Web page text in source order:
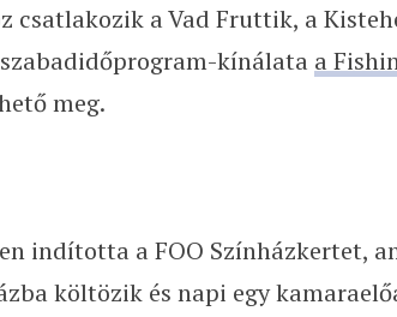
csatlakozik a Vad Fruttik, a
kínálata a
meg.
indította a FOO Színházkertet,
költözik és napi egy